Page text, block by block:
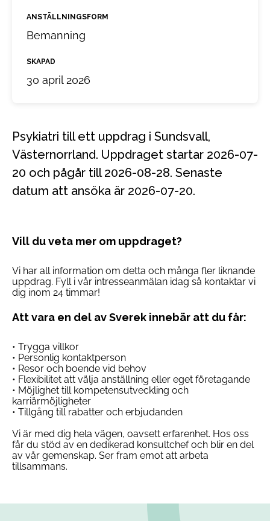
ANSTÄLLNINGSFORM
Bemanning
SKAPAD
30 april 2026
Psykiatri till ett uppdrag i Sundsvall,
Västernorrland. Uppdraget startar 2026-07-
20 och pågår till 2026-08-28. Senaste
datum att ansöka är 2026-07-20.
Vill du veta mer om uppdraget?
Vi har all information om detta och många fler liknande
uppdrag. Fyll i vår intresseanmälan idag så kontaktar vi
dig inom 24 timmar!
Att vara en del av Sverek innebär att du får:
• Trygga villkor
• Personlig kontaktperson
• Resor och boende vid behov
• Flexibilitet att välja anställning eller eget företagande
• Möjlighet till kompetensutveckling och
karriärmöjligheter
• Tillgång till rabatter och erbjudanden
Vi är med dig hela vägen, oavsett erfarenhet. Hos oss
får du stöd av en dedikerad konsultchef och blir en del
av vår gemenskap. Ser fram emot att arbeta
tillsammans.